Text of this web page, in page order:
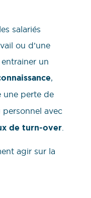
salariés
ou d’une
un
,
une perte de
personnel avec
de turn-over
agir sur la